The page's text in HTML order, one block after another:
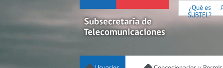
¿Qué es
SUBTEL?